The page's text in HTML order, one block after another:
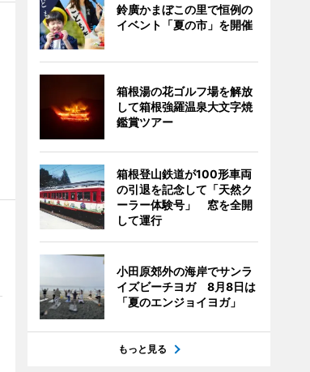
鈴廣かまぼこの里で恒例の
イベント「夏の市」を開催
箱根湯の花ゴルフ場を解放
して箱根強羅温泉大文字焼
鑑賞ツアー
箱根登山鉄道が100形車両
の引退を記念して「天然ク
ーラー体験号」 窓を全開
して運行
小田原郊外の海岸でサンラ
イズビーチヨガ 8月8日は
「夏のエンジョイヨガ」
もっと見る